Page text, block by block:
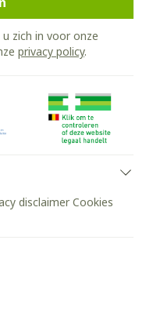
zich in voor onze
privacy policy.
disclaimer Cookies